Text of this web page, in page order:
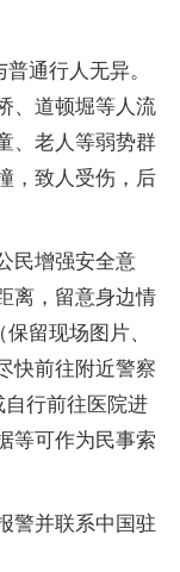
通行人无异。
、道顿堀等人流
、老人等弱势群
，致人受伤，后
民增强安全意
离，留意身边情
留现场图片、
快前往附近警察
行前往医院进
等可作为民事索
警并联系中国驻